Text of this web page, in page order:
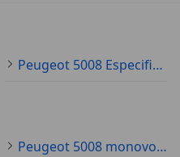
Peugeot 5008 Especificaciones técnicas
Peugeot 5008 monovolumen